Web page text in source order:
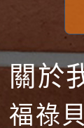
關於
福祿